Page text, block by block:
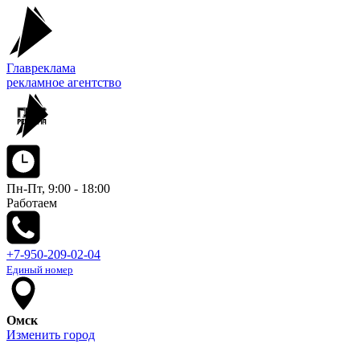
Главреклама
рекламное агентство
Пн-Пт, 9:00 - 18:00
Работаем
+7-950-209-02-04
Единый номер
Омск
Изменить город